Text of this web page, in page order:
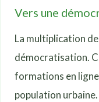
Vers une
La multiplication
démocratisation.
formations en
population urbaine.